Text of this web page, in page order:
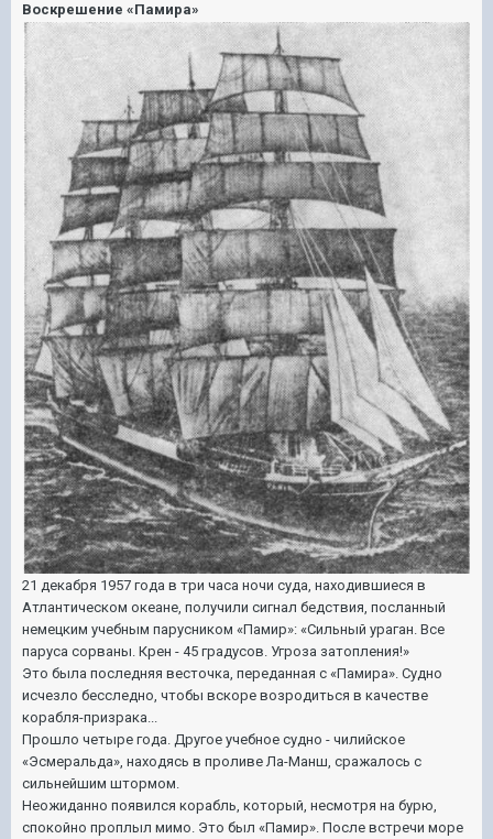
Воскрешение «Памира»
21 декабря 1957 года в три часа ночи суда, находившиеся в
Атлантическом океане, получили сигнал бедствия, посланный
немецким учебным парусником «Памир»: «Сильный ураган. Все
паруса сорваны. Крен - 45 градусов. Угроза затопления!»
Это была последняя весточка, переданная с «Памира». Судно
исчезло бесследно, чтобы вскоре возродиться в качестве
корабля-призрака...
Прошло четыре года. Другое учебное судно - чилийское
«Эсмеральда», находясь в проливе Ла-Манш, сражалось с
сильнейшим штормом.
Неожиданно появился корабль, который, несмотря на бурю,
спокойно проплыл мимо. Это был «Памир». После встречи море